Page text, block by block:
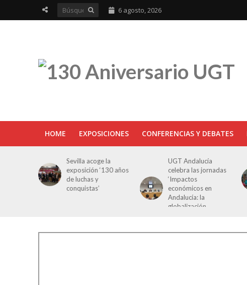
6 agosto, 2026
HOME EXPOSICIONES CONFERENCIAS Y DEBATES
Sevilla acoge la
exposición ‘130 años
de luchas y
conquistas’
UGT Andalucía
celebra las jornadas
‘Impactos
económicos en
Andalucía: la
globalización